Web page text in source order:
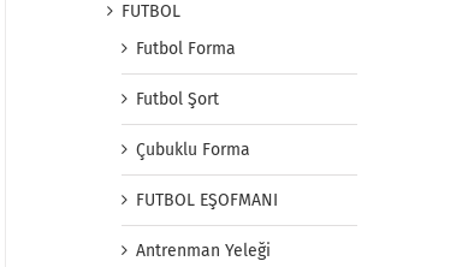
FUTBOL
Futbol Forma
Futbol Şort
Çubuklu Forma
FUTBOL EŞOFMANI
Antrenman Yeleği